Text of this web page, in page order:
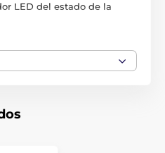
LED del estado de la
tienen únicamente
las categorías